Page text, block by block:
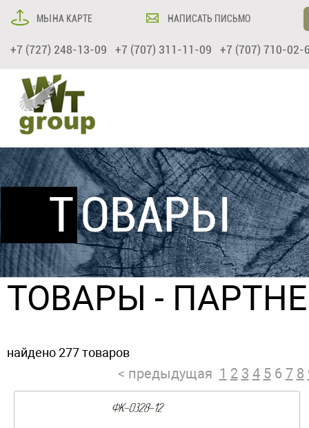
МЫ НА КАРТЕ НАПИСАТЬ ПИСЬМО
+7 (727) 248-13-09 +7 (707) 311-11-09 +7 (707) 710-02-
ТОВАРЫ
ТОВАРЫ -
найдено 277 товаров
< предыдущая 1 2 3 4 5 6 7 8